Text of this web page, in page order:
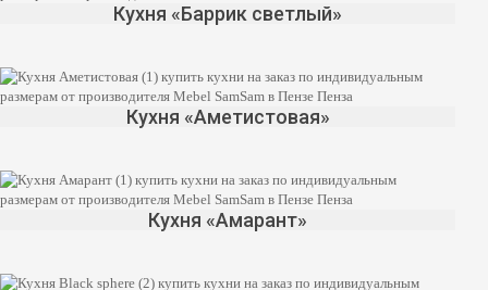
Кухня «Баррик светлый»
Кухня «Аметистовая»
Кухня «Амарант»